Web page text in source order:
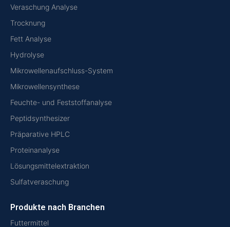
Veraschung Analyse
Trocknung
Fett Analyse
Hydrolyse
Mikrowellenaufschluss-System
Mikrowellensynthese
Feuchte- und Feststoffanalyse
Peptidsynthesizer
Präparative HPLC
Proteinanalyse
Lösungsmittelextraktion
Sulfatveraschung
Produkte nach Branchen
Futtermittel